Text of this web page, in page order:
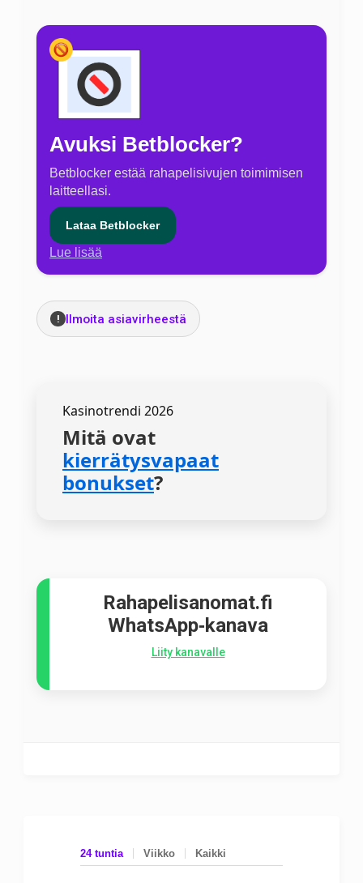
Avuksi Betblocker?
Betblocker estää rahapelisivujen toimimisen
laitteellasi.
Lataa Betblocker
Lue lisää
! Ilmoita asiavirheestä
Kasinotrendi 2026
Mitä ovat
kierrätysvapaat
bonukset?
Rahapelisanomat.fi
WhatsApp‑kanava
Liity kanavalle
24 tuntia Viikko Kaikki